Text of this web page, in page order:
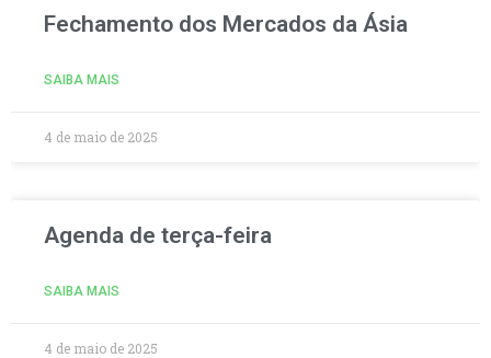
Fechamento dos Mercados da Ásia
SAIBA MAIS
4 de maio de 2025
Agenda de terça-feira
SAIBA MAIS
4 de maio de 2025